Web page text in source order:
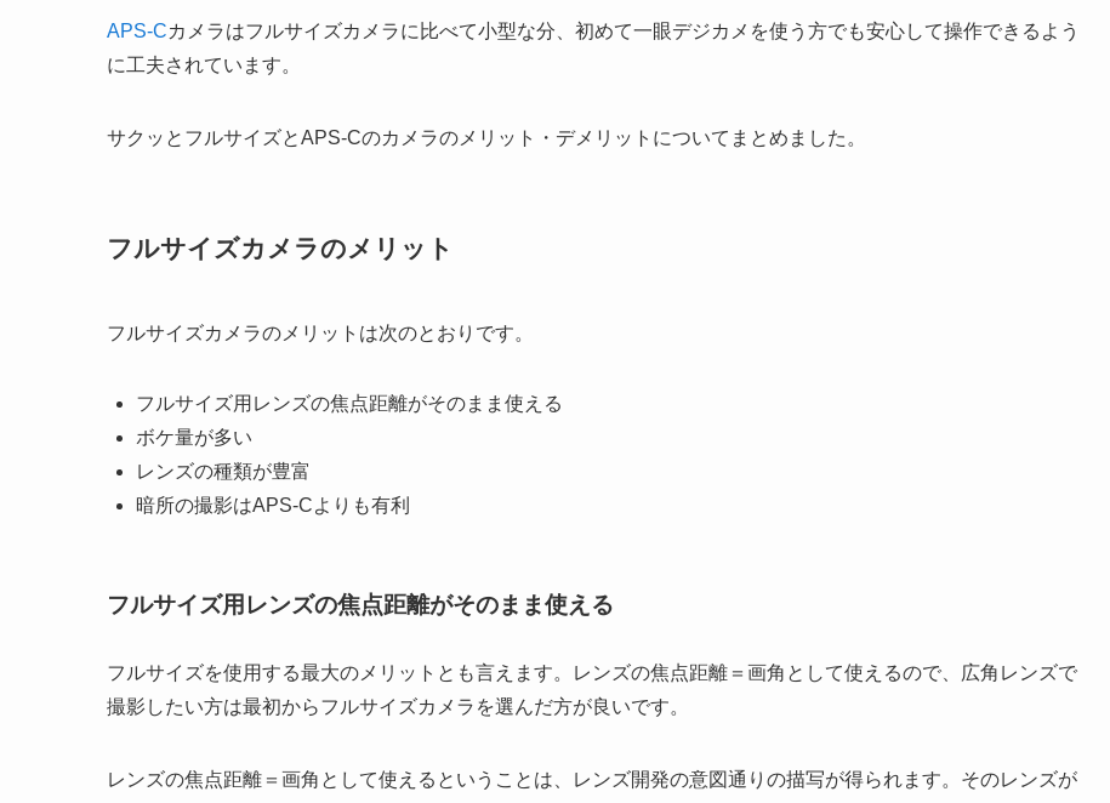
APS-Cカメラはフルサイズカメラに比べて小型な分、初めて一眼デジカメを使う方でも安心して操作できるよう
に工夫されています。
サクッとフルサイズとAPS-Cのカメラのメリット・デメリットについてまとめました。
フルサイズカメラのメリット
フルサイズカメラのメリットは次のとおりです。
フルサイズ用レンズの焦点距離がそのまま使える
ボケ量が多い
レンズの種類が豊富
暗所の撮影はAPS-Cよりも有利
フルサイズ用レンズの焦点距離がそのまま使える
フルサイズを使用する最大のメリットとも言えます。レンズの焦点距離＝画角として使えるので、広角レンズで
撮影したい方は最初からフルサイズカメラを選んだ方が良いです。
レンズの焦点距離＝画角として使えるということは、レンズ開発の意図通りの描写が得られます。そのレンズが